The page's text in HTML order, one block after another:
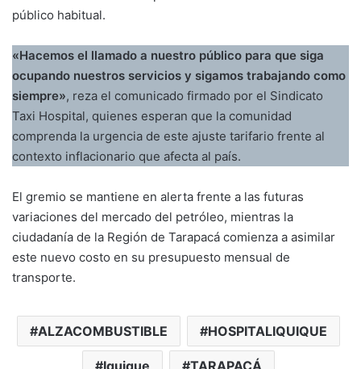
público habitual.
«Hacemos el llamado a nuestro público para que siga
ocupando nuestros servicios y sigamos trabajando como
siempre», reza el comunicado firmado por el Sindicato
Taxi Hospital, quienes esperan que la comunidad
comprenda la urgencia de este ajuste tarifario frente al
contexto inflacionario que afecta al país.
El gremio se mantiene en alerta frente a las futuras
variaciones del mercado del petróleo, mientras la
ciudadanía de la Región de Tarapacá comienza a asimilar
este nuevo costo en su presupuesto mensual de
transporte.
ALZACOMBUSTIBLE HOSPITALIQUIQUE